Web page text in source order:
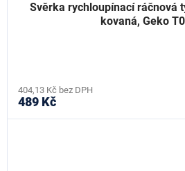
Svěrka rychloupínací ráčnová
kovaná, Geko
404,13 Kč bez DPH
489 Kč